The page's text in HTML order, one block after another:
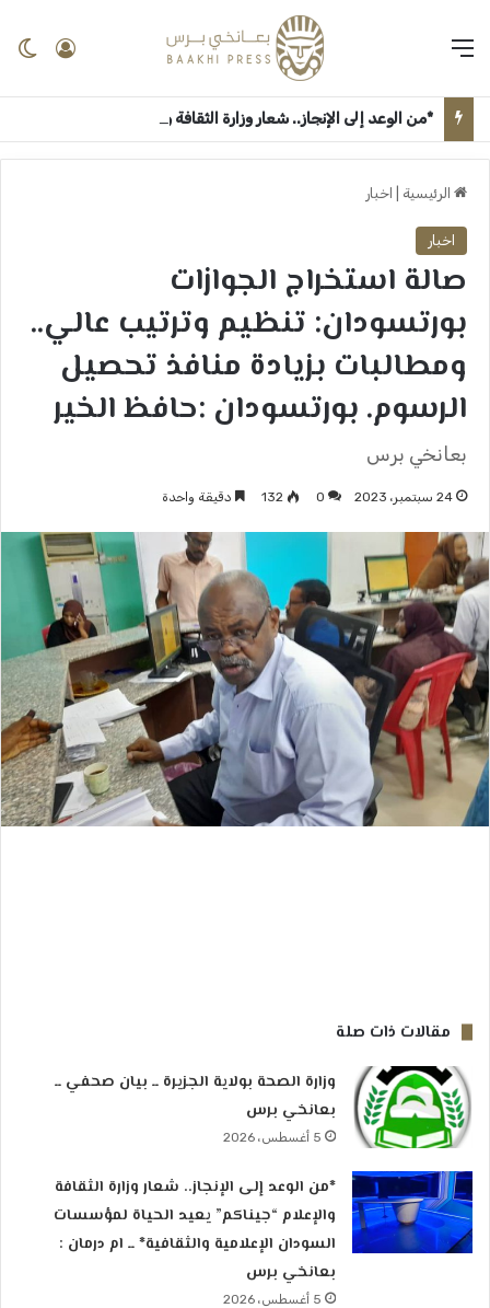
الرئيسية اخبار
اخبار
صالة استخراج الجوازات
بورتسودان: تنظيم وترتيب عالي..
ومطالبات بزيادة منافذ تحصيل
الرسوم. بورتسودان :حافظ الخير
بعانخي برس
24 سبتمبر، 2023 0
132 دقيقة واحدة
مقالات ذات صلة
وزارة الصحة بولاية الجزيرة ــ بيان صحفي ــ
بعانخي برس
5 أغسطس، 2026
*من الوعد إلى الإنجاز.. شعار وزارة الثقافة
والإعلام “جيناكم” يعيد الحياة لمؤسسات
السودان الإعلامية والثقافية* ــ ام درمان :
بعانخي برس
5 أغسطس، 2026